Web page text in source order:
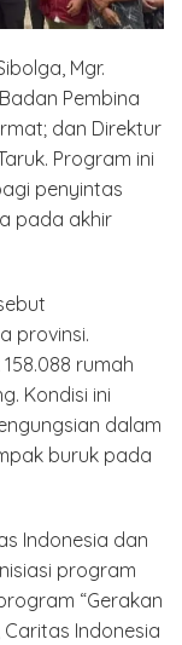
Mgr.
Pembina
dan Direktur
Program ini
penyintas
pada akhir
provinsi.
rumah
Kondisi ini
dalam
buruk pada
Indonesia dan
program
“Gerakan
Caritas Indonesia